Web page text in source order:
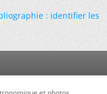
: identifier les